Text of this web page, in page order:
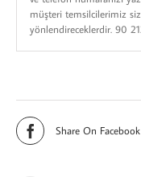
müşteri temsilcilerimiz
yönlendireceklerdir. 90
Share On Facebook